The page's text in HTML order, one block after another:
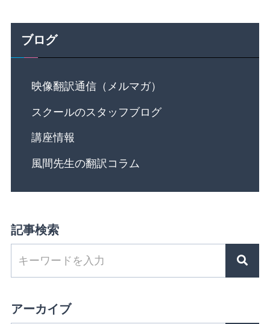
ブログ
映像翻訳通信（メルマガ）
スクールのスタッフブログ
講座情報
風間先生の翻訳コラム
記事検索
アーカイブ